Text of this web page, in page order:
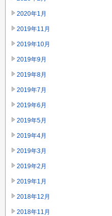
2020年1月
2019年11月
2019年10月
2019年9月
2019年8月
2019年7月
2019年6月
2019年5月
2019年4月
2019年3月
2019年2月
2019年1月
2018年12月
2018年11月